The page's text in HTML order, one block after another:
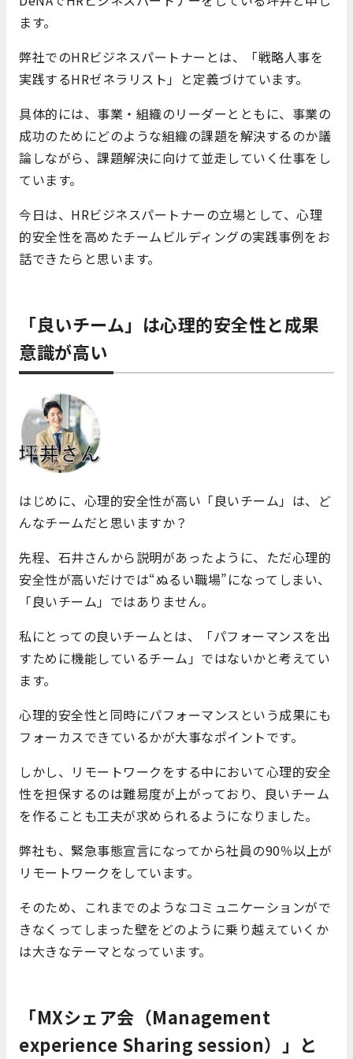
ます。
弊社でのHRビジネスパートナーとは、「戦略人事を
実践するHRゼネラリスト」と定義づけています。
具体的には、事業・組織のリーダーとともに、事業の
成功のためにどのような組織の課題を解決するのか議
論しながら、課題解決に向けて並走していく仕事をし
ています。
今日は、HRビジネスパートナーの立場として、心理
的安全性を高めたチームビルディングの実践事例をお
話できたらと思います。
「良いチーム」は心理的安全性と成果
意識が高い
はじめに、心理的安全性が高い「良いチーム」は、ど
んなチームだと思いますか？
先程、石井さんから説明があったように、ただ心理的
安全性が高いだけでは“ぬるい職場”になってしまい、
「良いチーム」ではありません。
私にとっての良いチームとは、「パフォーマンスを出
すために機能しているチーム」ではないかと考えてい
ます。
心理的安全性と同時にパフォーマンスという成果にも
フォーカスできているかが大事なポイントです。
しかし、リモートワークをする中において心理的安全
性を担保するのは難易度が上がっており、良いチーム
を作ることも工夫が求められるようになりました。
弊社も、緊急事態宣言になってから社員の90％以上が
リモートワークをしています。
そのため、これまでのようなコミュニケーションがで
きなくってしまった壁をどのように乗り越えていくか
は大きなテーマとなっています。
「MXシェア会（Management
experience Sharing session）」と